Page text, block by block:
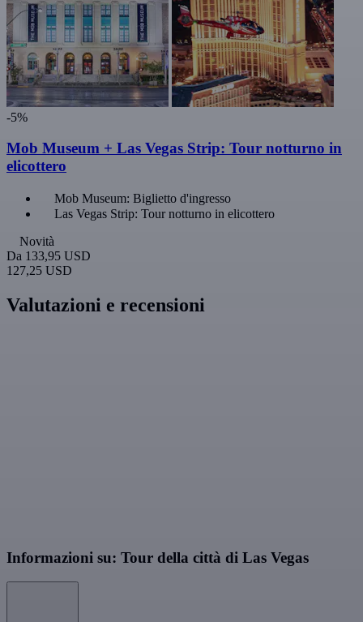
-5%
Mob Museum + Las Vegas Strip: Tour notturno in
elicottero
Mob Museum: Biglietto d'ingresso
Las Vegas Strip: Tour notturno in elicottero
Novità
Da 133,95 USD
127,25 USD
Valutazioni e recensioni
Informazioni su: Tour della città di Las Vegas